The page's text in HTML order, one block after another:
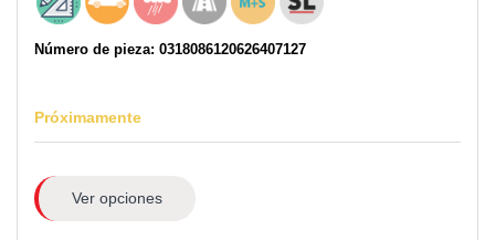
Número de pieza: 0318086120626407127
Próximamente
Ver opciones